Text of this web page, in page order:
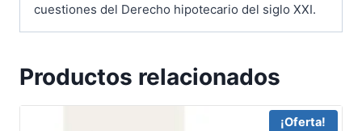
cuestiones del Derecho hipotecario del siglo XXI.
Productos relacionados
¡Oferta!